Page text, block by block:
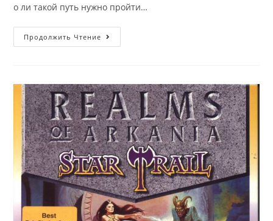
о ли такой путь нужно пройти…
Продолжить Чтение Квалификации
Программистов
Мидлы,
Сеньоры?